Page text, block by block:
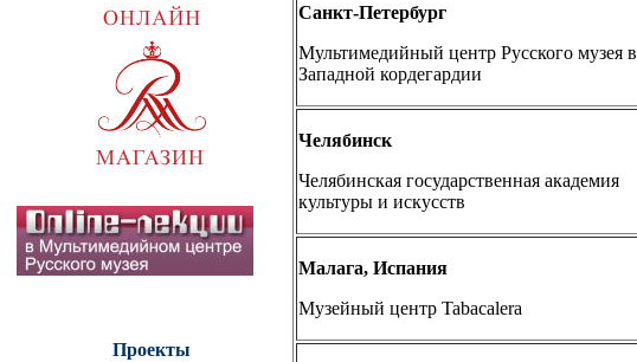
Проекты
Санкт-Петербург
Мультимедийный центр Русского музея в
Западной кордегардии
Челябинск
Челябинская государственная академия
культуры и искусств
Малага, Испания
Музейный центр Tabacalera